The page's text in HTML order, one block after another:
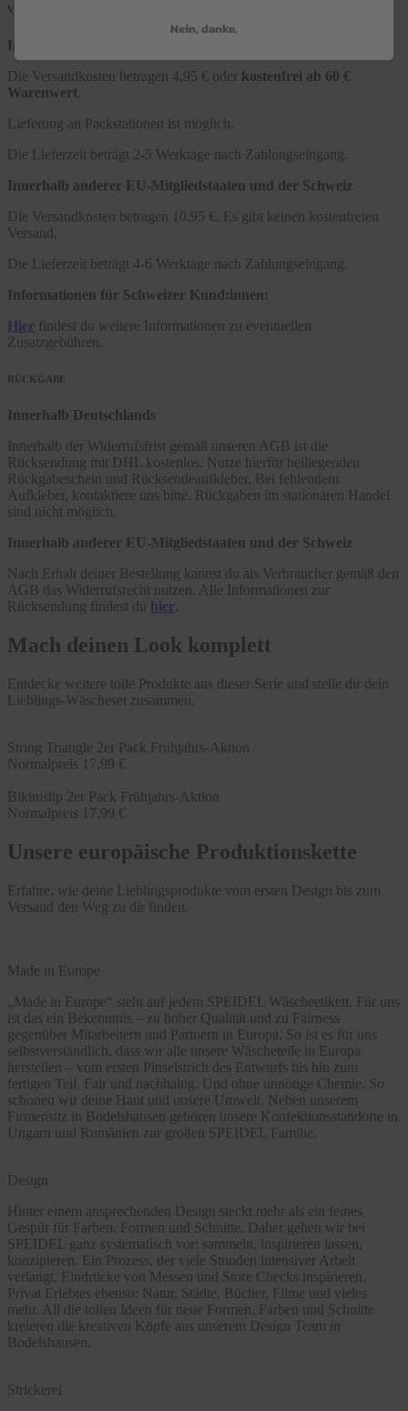
VERSAND & LIEFERZEIT
Innerhalb Deutschlands
Die Versandkosten betragen 4,95 € oder kostenfrei ab 60 €
Warenwert
Lieferung an Packstationen ist möglich.
Die Lieferzeit beträgt 2-5 Werktage nach Zahlungseingang.
Innerhalb anderer EU-Mitgliedstaaten und der Schweiz
Die Versandkosten betragen 10,95 €. Es gibt keinen kostenfreien
Versand.
Die Lieferzeit beträgt 4-6 Werktage nach Zahlungseingang.
Informationen für Schweizer Kund:innen:
Hier findest du weitere Informationen zu eventuellen
Zusatzgebühren.
RÜCKGABE
Innerhalb Deutschlands
Innerhalb der Widerrufsfrist gemäß unseren AGB ist die
Rücksendung mit DHL kostenlos. Nutze hierfür beiliegenden
Rückgabeschein und Rücksendeaufkleber. Bei fehlendem
Aufkleber, kontaktiere uns bitte. Rückgaben im stationären Handel
sind nicht möglich.
Innerhalb anderer EU-Mitgliedstaaten und der Schweiz
Nach Erhalt deiner Bestellung kannst du als Verbraucher gemäß den
AGB das Widerrufsrecht nutzen. Alle Informationen zur
Rücksendung findest du hier
Mach deinen Look komplett
Entdecke weitere tolle Produkte aus dieser Serie und stelle dir dein
Lieblings-Wäscheset zusammen.
String Triangle 2er Pack Frühjahrs-Aktion
Normalpreis 17,99 €
Bikinislip 2er Pack Frühjahrs-Aktion
Normalpreis 17,99 €
Unsere europäische Produktionskette
Erfahre, wie deine Lieblingsprodukte vom ersten Design bis zum
Versand den Weg zu dir finden.
Made in Europe
„Made in Europe“ steht auf jedem SPEIDEL Wäscheetikett. Für uns
ist das ein Bekenntnis – zu hoher Qualität und zu Fairness
gegenüber Mitarbeitern und Partnern in Europa. So ist es für uns
selbstverständlich, dass wir alle unsere Wäscheteile in Europa
herstellen – vom ersten Pinselstrich des Entwurfs bis hin zum
fertigen Teil. Fair und nachhaltig. Und ohne unnötige Chemie. So
schonen wir deine Haut und unsere Umwelt. Neben unserem
Firmensitz in Bodelshausen gehören unsere Konfektionsstandorte in
Ungarn und Rumänien zur großen SPEIDEL Familie.
Design
Hinter einem ansprechenden Design steckt mehr als ein feines
Gespür für Farben, Formen und Schnitte. Daher gehen wir bei
SPEIDEL ganz systematisch vor: sammeln, inspirieren lassen,
konzipieren. Ein Prozess, der viele Stunden intensiver Arbeit
verlangt. Eindrücke von Messen und Store Checks inspirieren.
Privat Erlebtes ebenso: Natur, Städte, Bücher, Filme und vieles
mehr. All die tollen Ideen für neue Formen, Farben und Schnitte
kreieren die kreativen Köpfe aus unserem Design Team in
Bodelshausen.
Strickerei
Nein, danke.